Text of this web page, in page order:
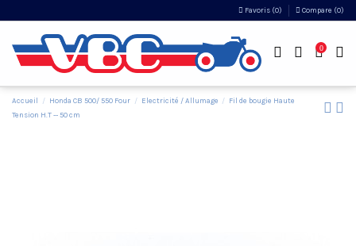
Favoris (0) Compare (0)
0
Accueil Honda CB 500/ 550 Four Electricité / Allumage
Fil de bougie Haute
Tension H.T -- 50 cm